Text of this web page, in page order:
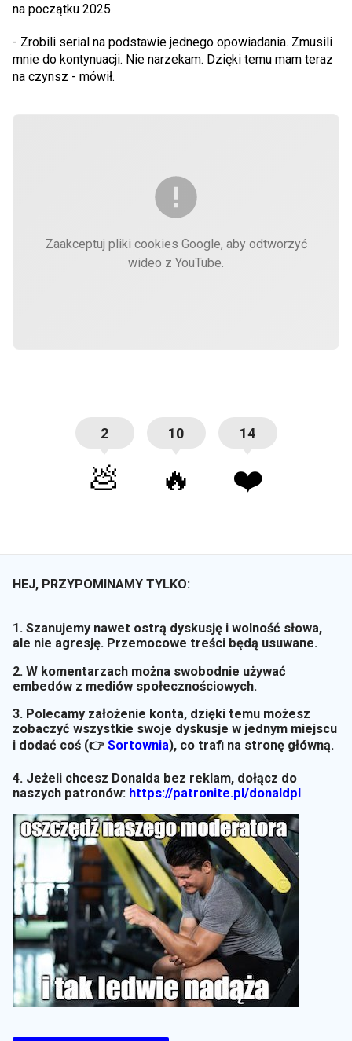
na początku 2025.
- Zrobili serial na podstawie jednego opowiadania. Zmusili
mnie do kontynuacji. Nie narzekam. Dzięki temu mam teraz
na czynsz - mówił.
Zaakceptuj pliki cookies Google, aby odtworzyć
wideo z YouTube.
2
💩
10
🔥
14
❤️
HEJ, PRZYPOMINAMY TYLKO:
1. Szanujemy nawet ostrą dyskusję i wolność słowa,
ale nie agresję. Przemocowe treści będą usuwane.
2. W komentarzach można swobodnie używać
embedów z mediów społecznościowych.
3. Polecamy założenie konta, dzięki temu możesz
zobaczyć wszystkie swoje dyskusje w jednym miejscu
i dodać coś (👉 Sortownia), co trafi na stronę główną.
4. Jeżeli chcesz Donalda bez reklam, dołącz do
naszych patronów: https://patronite.pl/donaldpl